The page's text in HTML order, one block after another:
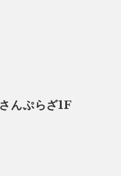
んぷらざ1F